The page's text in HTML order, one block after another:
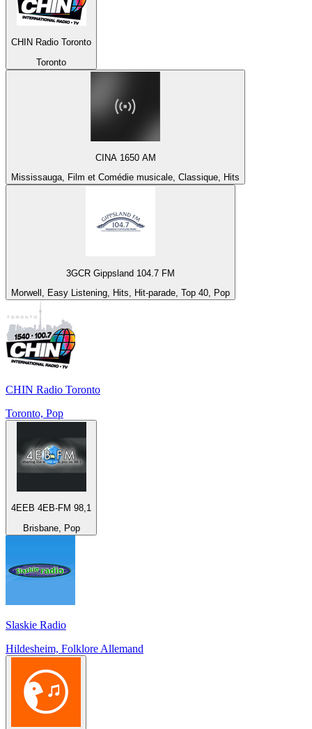
CHIN Radio Toronto
Toronto
CINA 1650 AM
Mississauga, Film et Comédie musicale, Classique, Hits
3GCR Gippsland 104.7 FM
Morwell, Easy Listening, Hits, Hit-parade, Top 40, Pop
CHIN Radio Toronto
Toronto, Pop
4EEB 4EB-FM 98,1
Brisbane, Pop
Slaskie Radio
Hildesheim, Folklore Allemand